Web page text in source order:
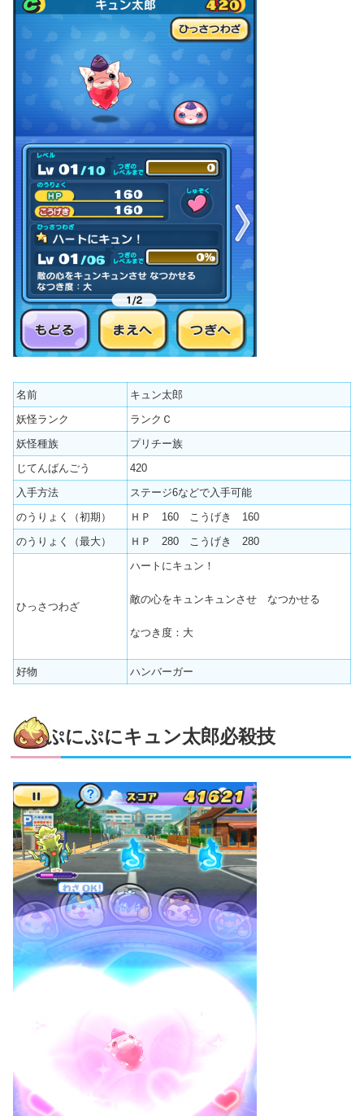
名前
キュン太郎
妖怪ランク
ランクＣ
妖怪種族
プリチー族
じてんばんごう
420
入手方法
ステージ6などで入手可能
のうりょく（初期）
ＨＰ 160 こうげき 160
のうりょく（最大）
ＨＰ 280 こうげき 280
ひっさつわざ
ハートにキュン！
敵の心をキュンキュンさせ なつかせる
なつき度：大
好物 ハンバーガー
ぷにぷにキュン太郎必殺技